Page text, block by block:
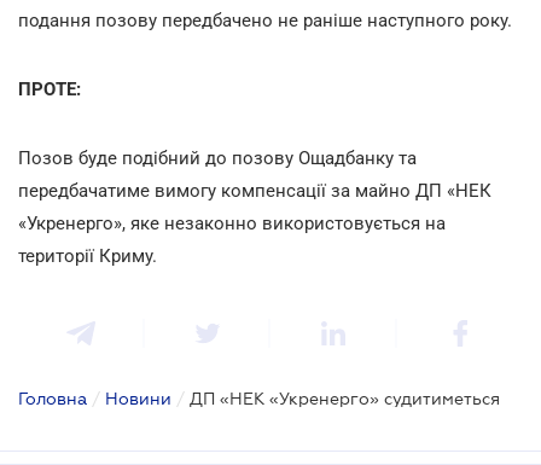
подання позову передбачено не раніше наступного року.
ПРОТЕ:
Позов буде подібний до позову Ощадбанку та
передбачатиме вимогу компенсації за майно ДП «НЕК
«Укренерго», яке незаконно використовується на
території Криму.
Головна / Новини / ДП «НЕК «Укренерго» судитиметься